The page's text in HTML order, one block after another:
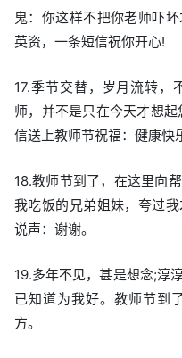
鬼：你这样不把你老师吓
英资，一条短信祝你开心!
17.季节交替，岁月流转，
师，并不是只在今天才想
信送上教师节祝福：健康快
18.教师节到了，在这里向
我吃饭的兄弟姐妹，夸过
说声：谢谢。
19.多年不见，甚是想念;淳
已知道为我好。教师节到
方。